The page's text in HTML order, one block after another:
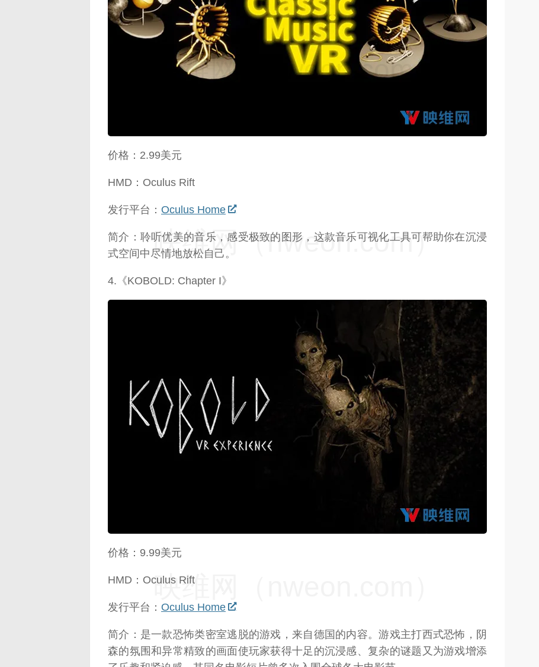
价格：2.99美元
HMD：Oculus Rift
发行平台： Oculus Home
简介：聆听优美的音乐，感受极致的图形，这款音乐可视化工具可帮助你在沉浸
式空间中尽情地放松自己。
4.《KOBOLD: Chapter I》
价格：9.99美元
HMD：Oculus Rift
发行平台： Oculus Home
简介：是一款恐怖类密室逃脱的游戏，来自德国的内容。游戏主打西式恐怖，阴
森的氛围和异常精致的画面使玩家获得十足的沉浸感、复杂的谜题又为游戏增添
映维网（nweon.com）
映维网（nweon.com）
映维网（nweon.com）
映维网（nweon.com）